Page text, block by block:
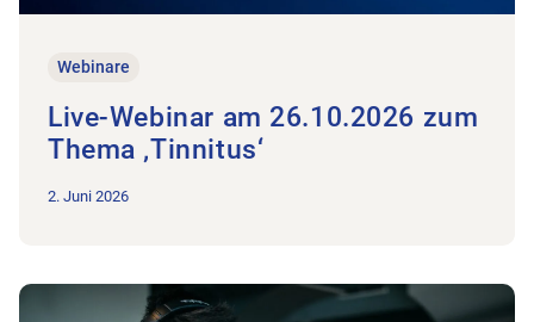
Webinare
Live-Webinar am 26.10.2026 zum
Thema ‚Tinnitus‘
2. Juni 2026
Zum Beitrag Rückblick Webinar zum Thema «Künstliche